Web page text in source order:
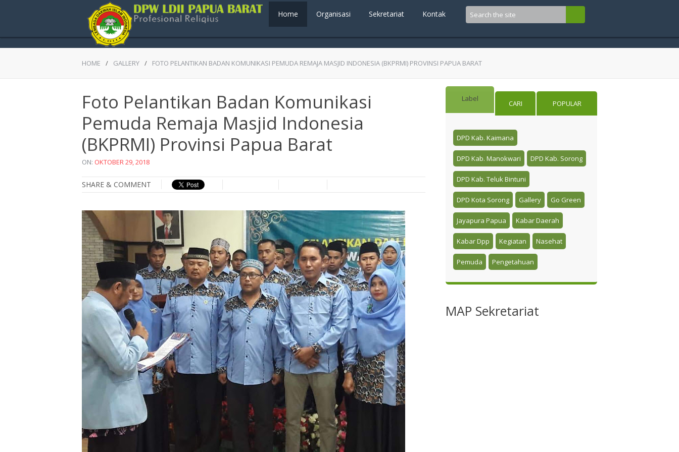
Home Organisasi Sekretariat Kontak
HOME / GALLERY / FOTO PELANTIKAN BADAN KOMUNIKASI PEMUDA REMAJA MASJID INDONESIA (BKPRMI) PROVINSI PAPUA BARAT
Foto Pelantikan Badan Komunikasi
Pemuda Remaja Masjid Indonesia
(BKPRMI) Provinsi Papua Barat
ON: OKTOBER 29, 2018
SHARE & COMMENT
Label
CARI POPULAR
DPD Kab. Kaimana
DPD Kab. Manokwari DPD Kab. Sorong
DPD Kab. Teluk Bintuni
DPD Kota Sorong Gallery Go Green
Jayapura Papua Kabar Daerah
Kabar Dpp Kegiatan Nasehat
Pemuda Pengetahuan
MAP Sekretariat